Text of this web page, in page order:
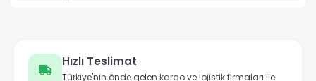
Hızlı Teslimat
Türkiye'nin önde gelen kargo ve lojistik firmaları ile